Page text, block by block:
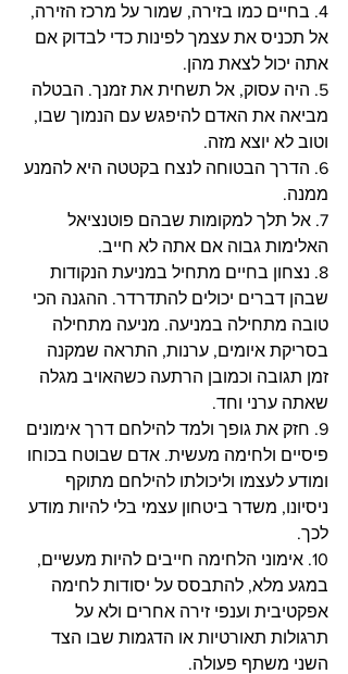
4. בחיים כמו בזירה, שמור על מרכז הזירה,
אל תכניס את עצמך לפינות כדי לבדוק אם
אתה יכול לצאת מהן.
5. היה עסוק, אל תשחית את זמנך. הבטלה
מביאה את האדם להיפגש עם הנמוך שבו,
וטוב לא יוצא מזה.
6. הדרך הבטוחה לנצח בקטטה היא להמנע
ממנה.
7. אל תלך למקומות שבהם פוטנציאל
האלימות גבוה אם אתה לא חייב.
8. נצחון בחיים מתחיל במניעת הנקודות
שבהן דברים יכולים להתדרדר. ההגנה הכי
טובה מתחילה במניעה. מניעה מתחילה
בסריקת איומים, ערנות, התראה שמקנה
זמן תגובה וכמובן הרתעה כשהאויב מגלה
שאתה ערני וחד.
9. חזק את גופך ולמד להילחם דרך אימונים
פיסיים ולחימה מעשית. אדם שבוטח בכוחו
ומודע לעצמו וליכולתו להילחם מתוקף
ניסיונו, משדר ביטחון עצמי בלי להיות מודע
לכך.
10. אימוני הלחימה חייבים להיות מעשיים,
במגע מלא, להתבסס על יסודות לחימה
אפקטיבית וענפי זירה אחרים ולא על
תרגולות תאורטיות או הדגמות שבו הצד
השני משתף פעולה.